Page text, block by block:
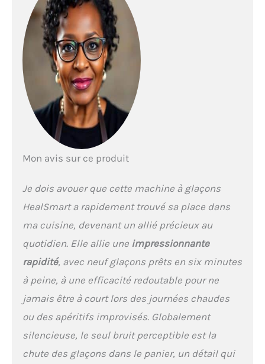
dans la machine à
glaçons, de la faire
fonctionner pendant 6 à 8
minutes, puis vous
pouvez profiter de 9
glaçons. Il peut même
produire jusqu'à 11,8 kg de
glace par jour, sera un
substitut parfait à
l'ancienne dans votre
fonction autonettoyante, il
bouton marche/arrêt
pendant 5 secondes pour
démarrer le mode
autonettoyant, ce qui vous
permet de ne pas vous
soucier de savoir
comment et de prendre le
temps de Ajoutez un peu
de citron ou de soda pour
un meilleur nettoyage.
Fonctionnement
silencieux : fonctionne à
un faible niveau de 35
vous pouvez avoir un
Mon avis sur ce produit
Je dois avouer que cette machine à glaçons
HealSmart a rapidement trouvé sa place dans
ma cuisine, devenant un allié précieux au
quotidien. Elle allie une impressionnante
rapidité, avec neuf glaçons prêts en six minutes
à peine, à une efficacité redoutable pour ne
jamais être à court lors des journées chaudes
ou des apéritifs improvisés. Globalement
silencieuse, le seul bruit perceptible est la
chute des glaçons dans le panier, un détail qui